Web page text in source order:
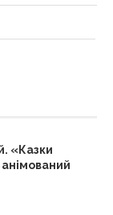
«Казки